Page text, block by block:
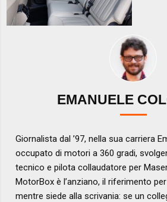
EMANUELE
Giornalista dal ’97, nella sua carriera
occupato di motori a 360 gradi,
tecnico e pilota collaudatore per
MotorBox è l’anziano, il riferimento
mentre siede alla scrivania: se un